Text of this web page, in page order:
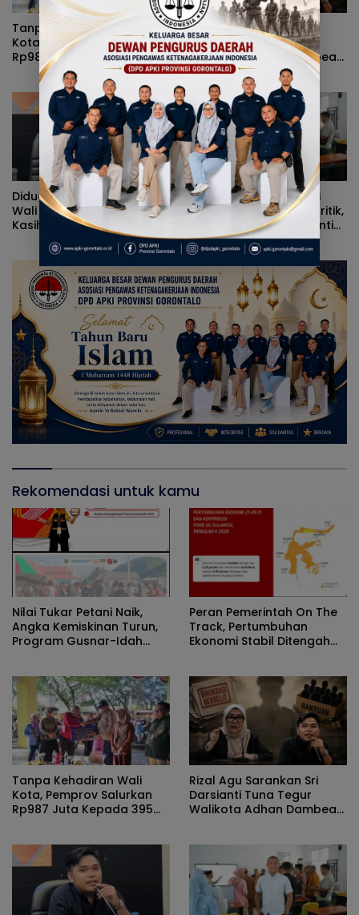
Tanpa Kehadiran Wali
Kota, Pemprov Salurkan
Rp987 Juta Kepada 395
Pelaku UMKM Kota
Gorontalo
Rizal Agu Sarankan Sri
Darsianti Tuna Tegur
Walikota Adhan Dambea
Ketimbang Dinas
Kumperindag Pemprov
Gorontalo
Diduga Kerap Dipersulit
Wali Kota Adhan Dambea,
Kasihan Warga Kota
Gorontalo Jarang Dapat
Bantuan Pemprov
Alvian Mato Sindir Wali
Kota: Terlalu Banyak Kritik,
Kerja Nyata Lebih Dinanti
Masyarakat
Rekomendasi untuk kamu
Nilai Tukar Petani Naik,
Angka Kemiskinan Turun,
Program Gusnar-Idah
Peran Pemerintah On The
Track, Pertumbuhan
Ekonomi Stabil Ditengah
Tanpa Kehadiran Wali
Kota, Pemprov Salurkan
Rp987 Juta Kepada 395
Rizal Agu Sarankan Sri
Darsianti Tuna Tegur
Walikota Adhan Dambea